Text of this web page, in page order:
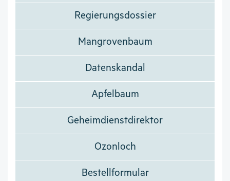
Regierungsdossier
Mangrovenbaum
Datenskandal
Apfelbaum
Geheimdienstdirektor
Ozonloch
Bestellformular